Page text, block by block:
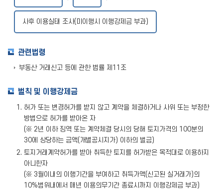
사후 이용실태 조사(미이행시 이행강제금 부과)
관련법령
부동산 거래신고 등에 관한 법률 제11조
벌칙 및 이행강제금
허가 또는 변경허가를 받지 않고 계약을 체결하거나 사위 또는 부정한
방법으로 허가를 받아온 자
(※ 2년 이하 징역 또는 계약체결 당시의 당해 토지가격의 100분의
30에 상당하는 금액(개별공시지가) 이하의 벌금)
토지거래계약허가를 받아 취득한 토지를 허가받은 목적대로 이용하지
아니한자
(※ 3월이내의 이행기간을 부여하고 취득가액(신고된 실거래가)의
10%범위내에서 매년 이용의무기간 종료시까지 이행강제금 부과)